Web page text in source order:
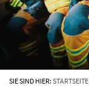
SIE SIND HIER: STARTSEITE